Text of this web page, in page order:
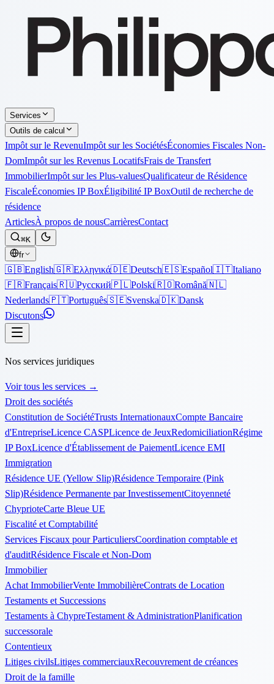
Services
Outils de calcul
Impôt sur le RevenuImpôt sur les SociétésÉconomies Fiscales Non-
DomImpôt sur les Revenus LocatifsFrais de Transfert
ImmobilierImpôt sur les Plus-valuesQualificateur de Résidence
FiscaleÉconomies IP BoxÉligibilité IP BoxOutil de recherche de
résidence
ArticlesÀ propos de nousCarrièresContact
⌘K
fr
🇬🇧English🇬🇷Ελληνικά🇩🇪Deutsch🇪🇸Español🇮🇹Italiano
🇫🇷Français🇷🇺Русский🇵🇱Polski🇷🇴Română🇳🇱
Nederlands🇵🇹Português🇸🇪Svenska🇩🇰Dansk
Discutons
Nos services juridiques
Voir tous les services →
Droit des sociétés
Constitution de SociétéTrusts InternationauxCompte Bancaire
d'EntrepriseLicence CASPLicence de JeuxRedomiciliationRégime
IP BoxLicence d'Établissement de PaiementLicence EMI
Immigration
Résidence UE (Yellow Slip)Résidence Temporaire (Pink
Slip)Résidence Permanente par InvestissementCitoyenneté
ChyprioteCarte Bleue UE
Fiscalité et Comptabilité
Services Fiscaux pour ParticuliersCoordination comptable et
d'auditRésidence Fiscale et Non-Dom
Immobilier
Achat ImmobilierVente ImmobilièreContrats de Location
Testaments et Successions
Testaments à ChypreTestament & AdministrationPlanification
successorale
Contentieux
Litiges civilsLitiges commerciauxRecouvrement de créances
Droit de la famille